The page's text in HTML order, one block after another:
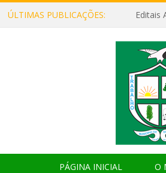
ÚLTIMAS PUBLICAÇÕES: Editais
PÁGINA INICIAL O